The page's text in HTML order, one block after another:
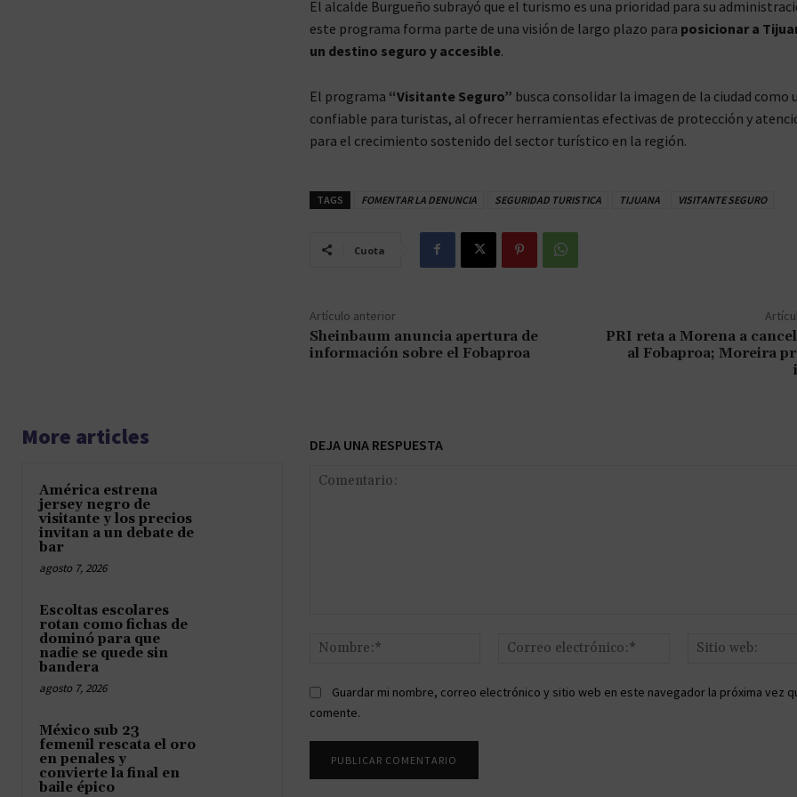
El alcalde Burgueño subrayó que el turismo es una prioridad para su
este programa forma parte de una visión de largo plazo para posicionar a
un destino seguro y accesible.
El programa “Visitante Seguro” busca consolidar la imagen de la ciudad como
confiable para turistas, al ofrecer herramientas efectivas de protección y
para el crecimiento sostenido del sector turístico en la región.
TAGS FOMENTAR LA DENUNCIA SEGURIDAD TURISTICA TIJUANA VISITANTE SEGURO
Cuota
Artículo anterior
Sheinbaum anuncia apertura de
información sobre el Fobaproa
PRI reta a Morena a
al Fobaproa; Moreira
More articles
América estrena
jersey negro de
visitante y los precios
invitan a un debate de
bar
agosto 7, 2026
Escoltas escolares
rotan como fichas de
dominó para que
nadie se quede sin
bandera
agosto 7, 2026
México sub 23
femenil rescata el oro
en penales y
convierte la final en
baile épico
DEJA UNA RESPUESTA
Nombre:*
Correo
Guardar mi nombre, correo electrónico y sitio web en este navegador la próxima vez
comente.